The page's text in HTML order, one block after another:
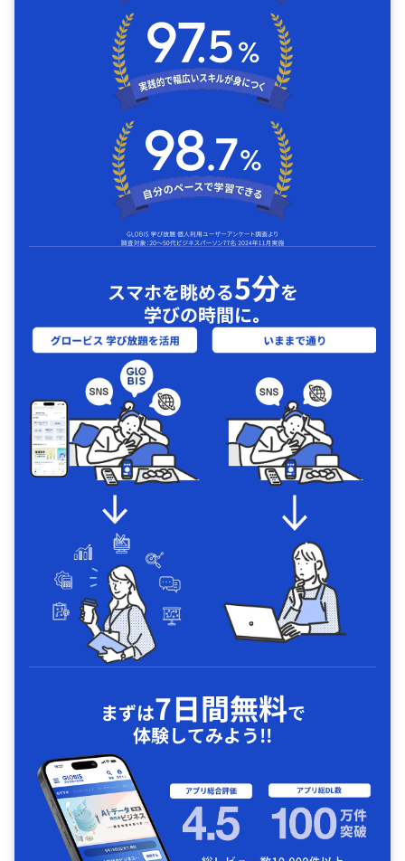
スマホを眺める5分を
学びの時間に｡
まずは7日間無料で
体験してみよう!!